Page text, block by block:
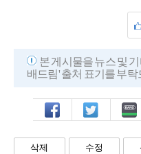
본 게시물을 뉴스 및
배드림' 출처 표기를 부
페북 트윗 밴드
삭제 수정